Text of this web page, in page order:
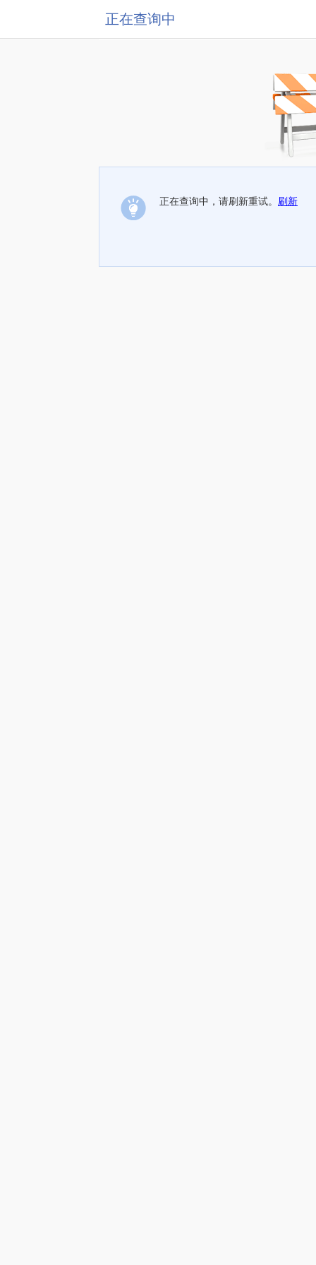
正在查询中
正在查询中，请刷新重试。 刷新